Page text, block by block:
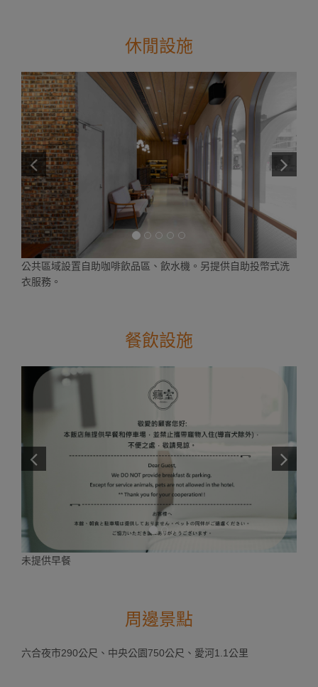
休閒設施
公共區域設置自助咖啡飲品區、飲水機。另提供自助投幣式洗
衣服務。
餐飲設施
未提供早餐
周邊景點
六合夜市290公尺、中央公園750公尺、愛河1.1公里